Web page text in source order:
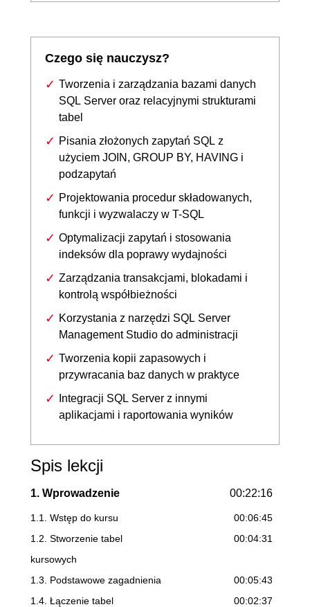
Czego się nauczysz?
Tworzenia i zarządzania bazami danych
SQL Server oraz relacyjnymi strukturami
tabel
Pisania złożonych zapytań SQL z
użyciem JOIN, GROUP BY, HAVING i
podzapytań
Projektowania procedur składowanych,
funkcji i wyzwalaczy w T-SQL
Optymalizacji zapytań i stosowania
indeksów dla poprawy wydajności
Zarządzania transakcjami, blokadami i
kontrolą współbieżności
Korzystania z narzędzi SQL Server
Management Studio do administracji
Tworzenia kopii zapasowych i
przywracania baz danych w praktyce
Integracji SQL Server z innymi
aplikacjami i raportowania wyników
Spis lekcji
1. Wprowadzenie 00:22:16
1.1. Wstęp do kursu
00:06:45
1.2. Stworzenie tabel
kursowych
00:04:31
1.3. Podstawowe zagadnienia
00:05:43
1.4. Łączenie tabel
00:02:37